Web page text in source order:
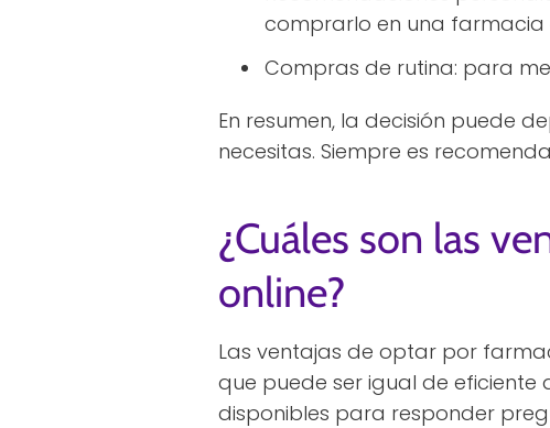
comprarlo en una farmacia
Compras de rutina: para
En resumen, la decisión puede
necesitas. Siempre es
¿Cuáles son las
online?
Las ventajas de optar por
que puede ser igual de
disponibles para responder